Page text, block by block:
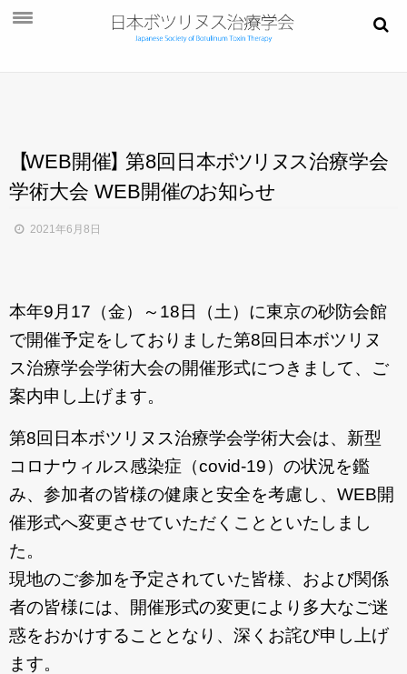
ご挨拶
今後・過去の学術大会
会員ページ
【WEB開催】第8回日本ボツ リ ヌス治療学会
学術大会 WEB開催のお知らせ
2021年6月8日
本年9月17（金）～18日（土）に東京の砂防会館
で開催予定をしておりました第8回日本ボツリヌ
ス治療学会学術大会の開催形式につきまして、ご
案内申し上げます。
第8回日本ボツリヌス治療学会学術大会は、新型
コロナウィルス感染症（covid-19）の状況を鑑
み、参加者の皆様の健康と安全を考慮し、WEB開
催形式へ変更させていただくことといたしまし
た。
現地のご参加を予定されていた皆様、および関係
者の皆様には、開催形式の変更により多大なご迷
惑をおかけすることとなり、深くお詫び申し上げ
ます。